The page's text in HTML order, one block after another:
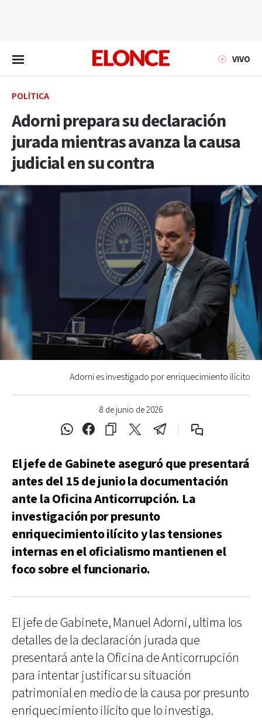
VIVO
POLÍTICA
Adorni prepara su declaración
jurada mientras avanza la causa
judicial en su contra
8 de junio de 2026
Adorni es investigado por enriquecimiento ilícito
El jefe de Gabinete aseguró que presentará
antes del 15 de junio la documentación
ante la Oficina Anticorrupción. La
investigación por presunto
enriquecimiento ilícito y las tensiones
internas en el oficialismo mantienen el
foco sobre el funcionario.
El jefe de Gabinete, Manuel Adorni, ultima los
detalles de la declaración jurada que
presentará ante la Oficina de Anticorrupción
para intentar justificar su situación
patrimonial en medio de la causa por presunto
enriquecimiento ilícito que lo investiga.